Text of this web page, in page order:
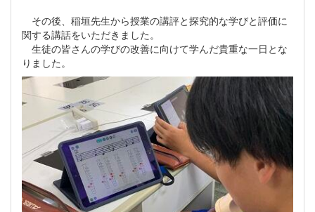
その後、稲垣先生から授業の講評と探究的な学びと評価に
関する講話をいただきました。
生徒の皆さんの学びの改善に向けて学んだ貴重な一日とな
りました。